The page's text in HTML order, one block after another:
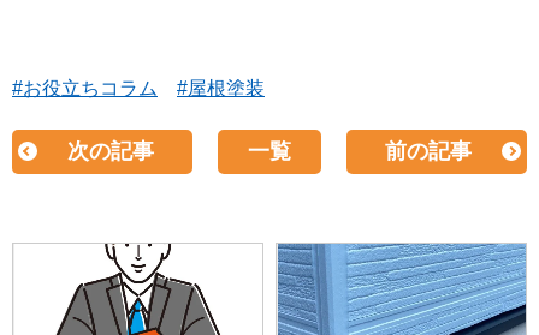
#お役立ちコラム #屋根塗装
次の記事 一覧 前の記事